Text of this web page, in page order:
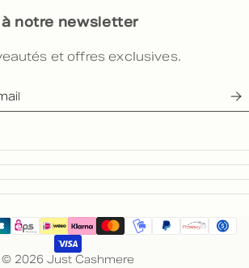
notre newsletter
et offres exclusives.
© 2026 Just Cashmere